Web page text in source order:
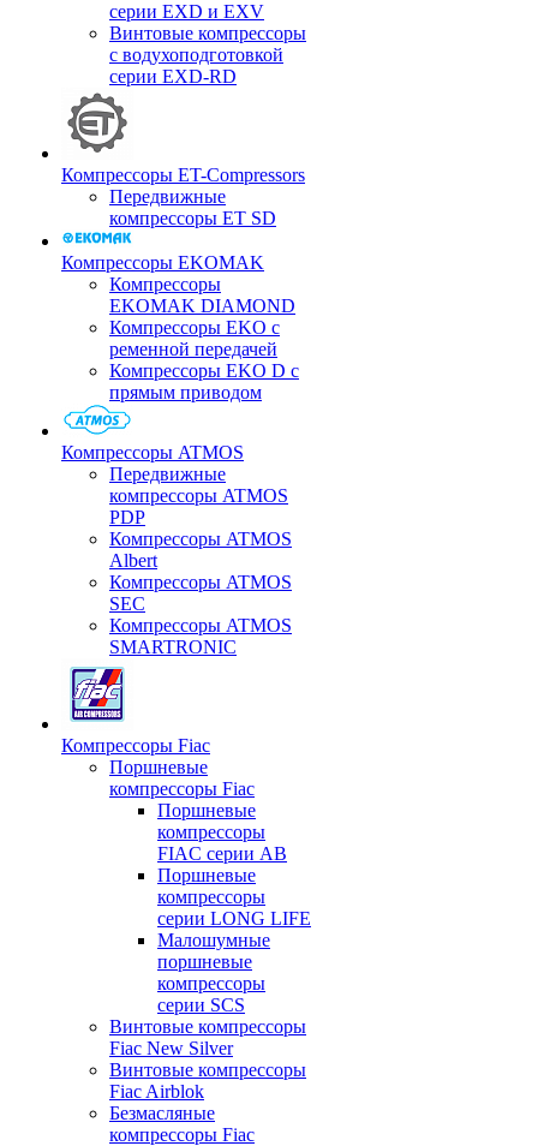
серии EXD и EXV
Винтовые компрессоры
с водухоподготовкой
серии EXD-RD
Компрессоры ET-Compressors
Передвижные
компрессоры ET SD
Компрессоры EKOMAK
Компрессоры
EKOMAK DIAMOND
Компрессоры EKO c
ременной передачей
Компрессоры EKO D с
прямым приводом
Компрессоры ATMOS
Передвижные
компрессоры ATMOS
PDP
Компрессоры ATMOS
Albert
Компрессоры ATMOS
SEC
Компрессоры ATMOS
SMARTRONIC
Компрессоры Fiac
Поршневые
компрессоры Fiac
Поршневые
компрессоры
FIAC серии AB
Поршневые
компрессоры
серии LONG LIFE
Малошумные
поршневые
компрессоры
серии SCS
Винтовые компрессоры
Fiac New Silver
Винтовые компрессоры
Fiac Airblok
Безмасляные
компрессоры Fiac